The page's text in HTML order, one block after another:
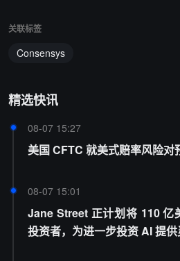
关联标签
Consensys
精选快讯
08-07 15:27
美国 CFTC 就美式赔率风险对
08-07 15:01
Jane Street 正计划将 110 亿
投资者，为进一步投资 AI 提